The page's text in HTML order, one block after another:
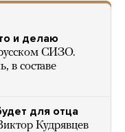
и делаю
СИЗО.
в составе
для отца
Кудрявцев